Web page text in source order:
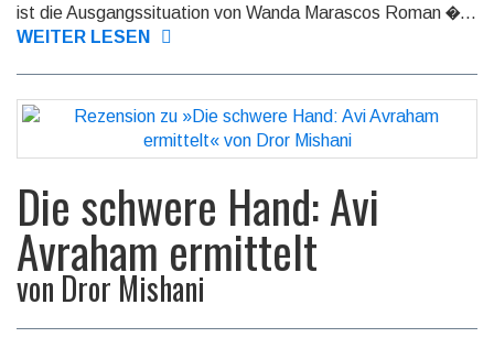
ist die Ausgangssituation von Wanda Marascos Roman �...
WEITER LESEN
Die schwere Hand: Avi
Avraham ermittelt
von Dror Mishani